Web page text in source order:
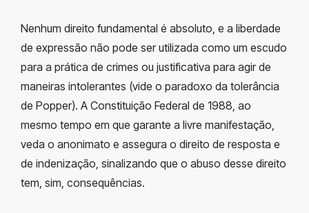
Nenhum direito fundamental é absoluto, e a liberdade
de expressão não pode ser utilizada como um escudo
para a prática de crimes ou justificativa para agir de
maneiras intolerantes (vide o paradoxo da tolerância
de Popper). A Constituição Federal de 1988, ao
mesmo tempo em que garante a livre manifestação,
veda o anonimato e assegura o direito de resposta e
de indenização, sinalizando que o abuso desse direito
tem, sim, consequências.